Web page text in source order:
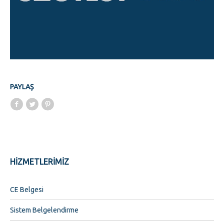
PAYLAŞ
HİZMETLERİMİZ
CE Belgesi
Sistem Belgelendirme